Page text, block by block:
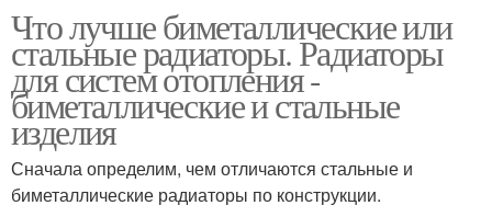
Что лучше биметаллические или
стальные радиаторы. Радиаторы
для систем отопления -
биметаллические и стальные
изделия
Сначала определим, чем отличаются стальные и
биметаллические радиаторы по конструкции.